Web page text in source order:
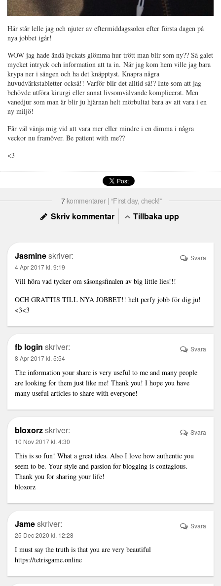
Här står lelle jag och njuter av eftermiddagssolen efter första dagen på
nya jobbet igår!
WOW jag hade ändå lyckats glömma hur trött man blir som ny?? Så galet
mycket intryck och information att ta in. När jag kom hem ville jag bara
krypa ner i sängen och ha det knäpptyst. Knapra några
huvudvärkstabletter också!! Varför blir det alltid så!? Inte som att jag
behövde utföra kirurgi eller annat livsomvälvande komplicerat. Men
vanedjur som man är blir ju hjärnan helt mörbultat bara av att vara i en
ny miljö!
Får väl vänja mig vid att vara mer eller mindre i en dimma i några
veckor nu framöver. Be patient with me??
<3
7kommentarer | “First day, check!”
Skriv kommentar Tillbaka upp
Jasmineskriver:
4 Apr 2017 kl. 9:19
Vill höra vad tycker om säsongsfinalen av big little lies!!!
OCH GRATTIS TILL NYA JOBBET!! helt perfy jobb för dig ju!
<3<3
Svara
fb login skriver:
8 Apr 2017 kl. 5:54
The information your share is very useful to me and many people
are looking for them just like me! Thank you! I hope you have
many useful articles to share with everyone!
Svara
bloxorzskriver:
10 Nov 2017 kl. 4:30
This is so fun! What a great idea. Also I love how authentic you
seem to be. Your style and passion for blogging is contagious.
Thank you for sharing your life!
bloxorz
Svara
Jameskriver:
25 Dec 2020 kl. 12:28
I must say the truth is that you are very beautiful
https://tetrisgame.online
Svara